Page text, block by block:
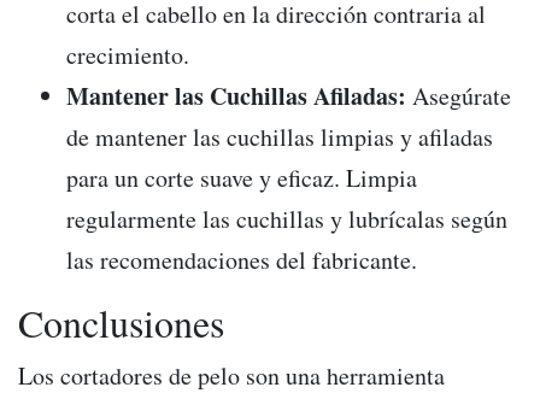
corta el cabello en la dirección contraria al
crecimiento.
Mantener las Cuchillas Afiladas: Asegúrate
de mantener las cuchillas limpias y afiladas
para un corte suave y eficaz. Limpia
regularmente las cuchillas y lubrícalas según
las recomendaciones del fabricante.
Conclusiones
Los cortadores de pelo son una herramienta